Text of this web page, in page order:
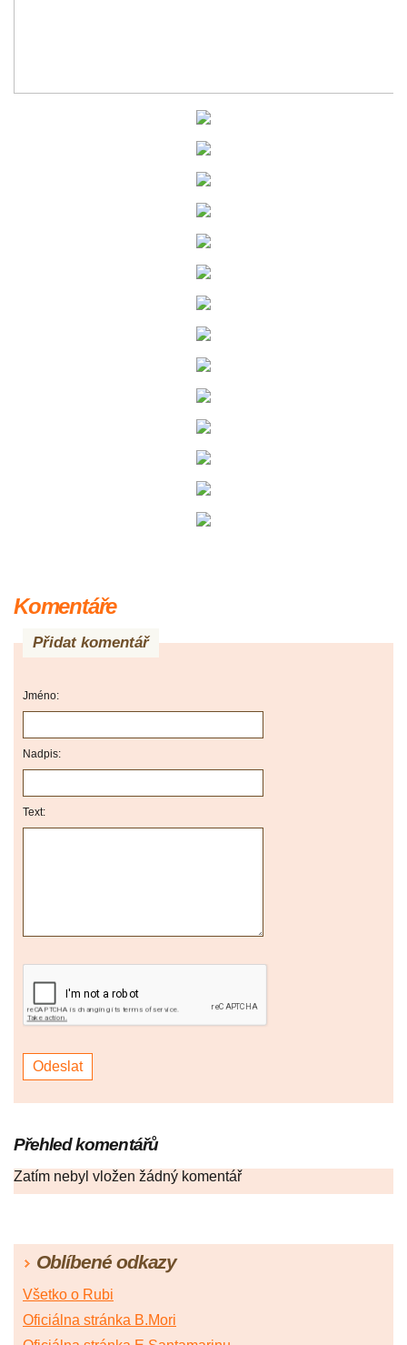
Komentáře
Přidat komentář
Jméno:
Nadpis:
Text:
Přehled komentářů
Zatím nebyl vložen žádný komentář
Oblíbené odkazy
Všetko o Rubi
Oficiálna stránka B.Mori